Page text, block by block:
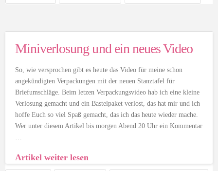
Miniverlosung und ein neues Video
So, wie versprochen gibt es heute das Video für meine schon
angekündigten Verpackungen mit der neuen Stanztafel für
Briefumschläge. Beim letzen Verpackungsvideo hab ich eine kleine
Verlosung gemacht und ein Bastelpaket verlost, das hat mir und ich
hoffe Euch so viel Spaß gemacht, das ich das heute wieder mache.
Wer unter diesem Artikel bis morgen Abend 20 Uhr ein Kommentar
Artikel weiter lesen